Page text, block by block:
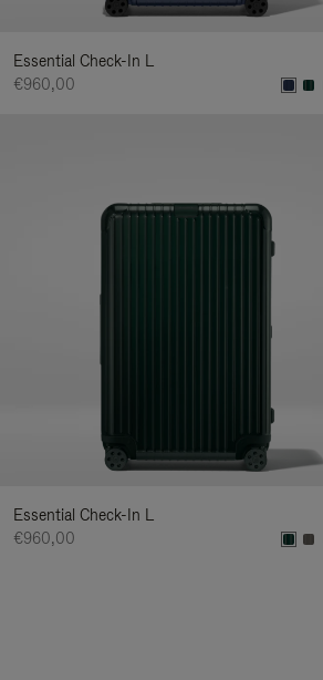
Essential Check-In L
€960,00
Essential Check-In L
€960,00